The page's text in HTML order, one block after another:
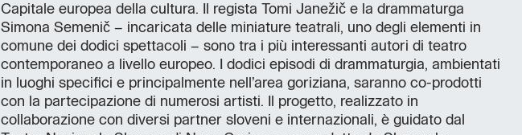
Capitale europea della cultura. Il regista Tomi Janežič e la drammaturga
Simona Semenič – incaricata delle miniature teatrali, uno degli elementi in
comune dei dodici spettacoli – sono tra i più interessanti autori di teatro
contemporaneo a livello europeo. I dodici episodi di drammaturgia, ambientati
in luoghi specifici e principalmente nell’area goriziana, saranno co-prodotti
con la partecipazione di numerosi artisti. Il progetto, realizzato in
collaborazione con diversi partner sloveni e internazionali, è guidato dal